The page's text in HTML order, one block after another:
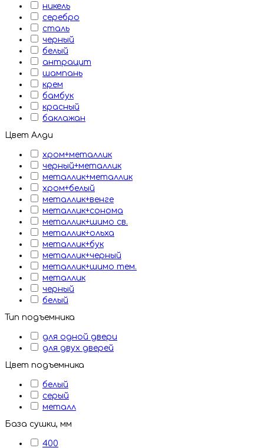
никель
серебро
сталь
черный
белый
антрацит
шампань
крем
бамбук
красный
баклажан
Цвет Алди
хром+металлик
черный+металлик
металлик+металлик
хром+белый
металлик+венге
металлик+сонома
металлик+шимо св.
металлик+ольха
металлик+бук
металлик+черный
металлик+шимо тем.
металлик
черный
белый
Тип подъемника
для одной двери
для двух дверей
Цвет подъемника
белый
серый
металл
База сушки, мм
400